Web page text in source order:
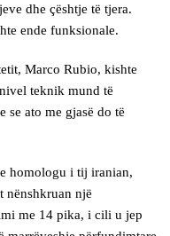
dhe çështje të tjera.
ende funksionale.
Marco Rubio, kishte
teknik mund të
se ato me gjasë do të
homologu i tij iranian,
nënshkruan një
me 14 pika, i cili u jep